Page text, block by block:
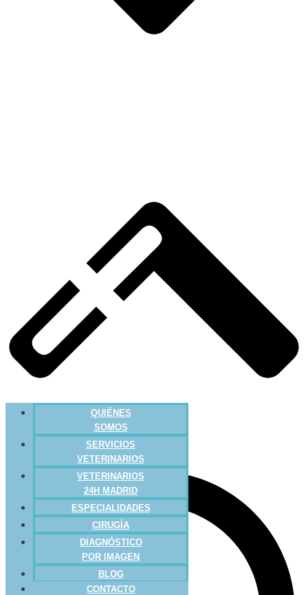
QUIÉNES
SOMOS
SERVICIOS
VETERINARIOS
VETERINARIOS
24H MADRID
ESPECIALIDADES
CIRUGÍA
DIAGNÓSTICO
POR IMAGEN
BLOG
CONTACTO